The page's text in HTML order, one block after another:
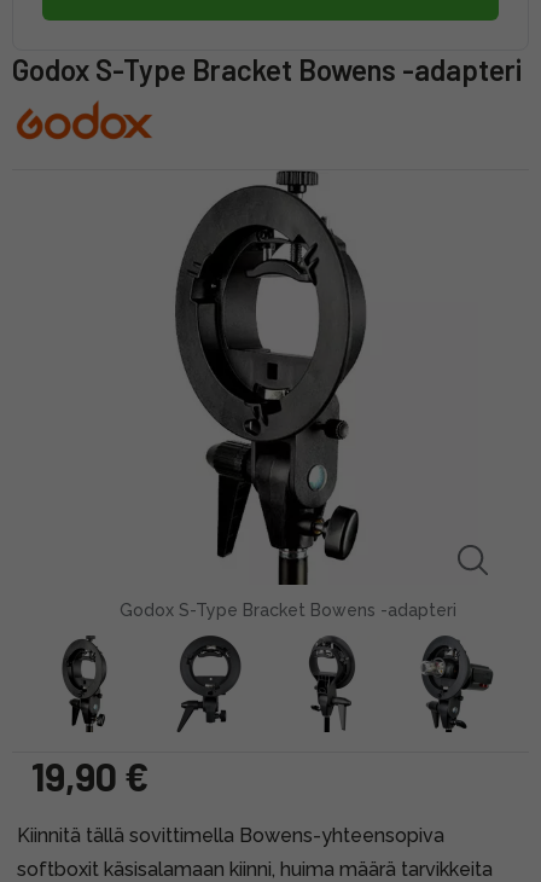
Godox S-Type Bracket Bowens -adapteri
Godox S-Type Bracket Bowens -adapteri
19,90 €
Kiinnitä tällä sovittimella Bowens-yhteensopiva
softboxit käsisalamaan kiinni, huima määrä tarvikkeita